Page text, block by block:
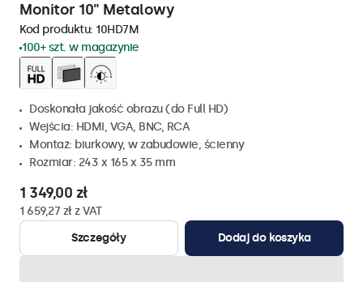
Monitor 10" Metalowy
Kod produktu: 10HD7M
100+ szt. w magazynie
Doskonała jakość obrazu (do Full HD)
Wejścia: HDMI, VGA, BNC, RCA
Montaż: biurkowy, w zabudowie, ścienny
Rozmiar: 243 x 165 x 35 mm
1 349,00 zł
1 659,27 zł z VAT
Szczegóły
Dodaj do koszyka